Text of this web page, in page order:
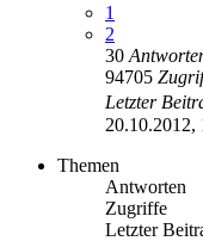
1
2
30
94705
Letzter
20.10.2012,
Themen
Antworten
Zugriffe
Letzter